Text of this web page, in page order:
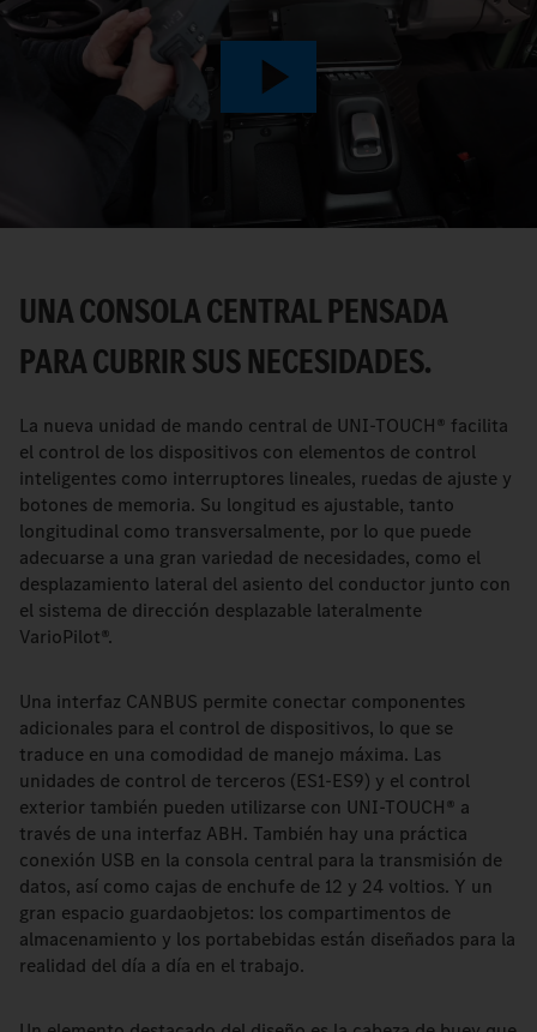
Play
Video
UNA CONSOLA CENTRAL PENSADA
PARA CUBRIR SUS NECESIDADES.
La nueva unidad de mando central de UNI-TOUCH® facilita
el control de los dispositivos con elementos de control
inteligentes como interruptores lineales, ruedas de ajuste y
botones de memoria. Su longitud es ajustable, tanto
longitudinal como transversalmente, por lo que puede
adecuarse a una gran variedad de necesidades, como el
desplazamiento lateral del asiento del conductor junto con
el sistema de dirección desplazable lateralmente
VarioPilot®.
Una interfaz CANBUS permite conectar componentes
adicionales para el control de dispositivos, lo que se
traduce en una comodidad de manejo máxima. Las
unidades de control de terceros (ES1-ES9) y el control
exterior también pueden utilizarse con UNI-TOUCH® a
través de una interfaz ABH. También hay una práctica
conexión USB en la consola central para la transmisión de
datos, así como cajas de enchufe de 12 y 24 voltios. Y un
gran espacio guardaobjetos: los compartimentos de
almacenamiento y los portabebidas están diseñados para la
realidad del día a día en el trabajo.